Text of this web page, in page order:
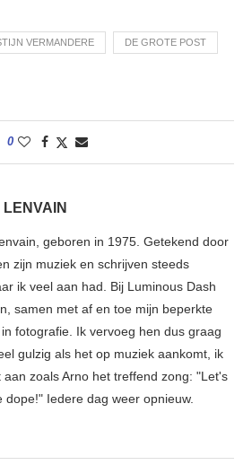
VERMANDERE DE GROTE POST
0
LENVAIN
geboren in 1975. Getekend door
zijn muziek en schrijven steeds
ik veel aan had. Bij Luminous Dash
samen met af en toe mijn beperkte
fotografie. Ik vervoeg hen dus graag
gulzig als het op muziek aankomt, ik
zoals Arno het treffend zong: "Let's
dope!" Iedere dag weer opnieuw.